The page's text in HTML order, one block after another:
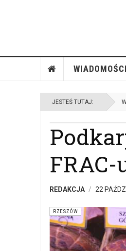
WIADOMOŚCI
JESTEŚ TUTAJ:
FRAC-
REDAKCJA 22
RZESZÓW